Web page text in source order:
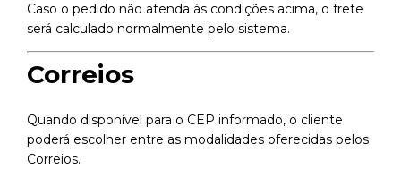
Caso o pedido não atenda às condições acima, o frete
será calculado normalmente pelo sistema.
Correios
Quando disponível para o CEP informado, o cliente
poderá escolher entre as modalidades oferecidas pelos
Correios.